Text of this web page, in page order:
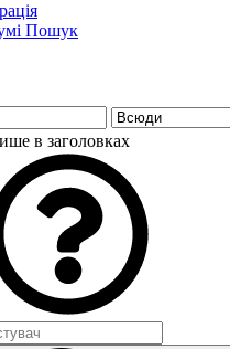
Пошук
в заголовках